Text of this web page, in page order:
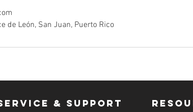
de León, San Juan, Puerto Rico
& SUPPORT